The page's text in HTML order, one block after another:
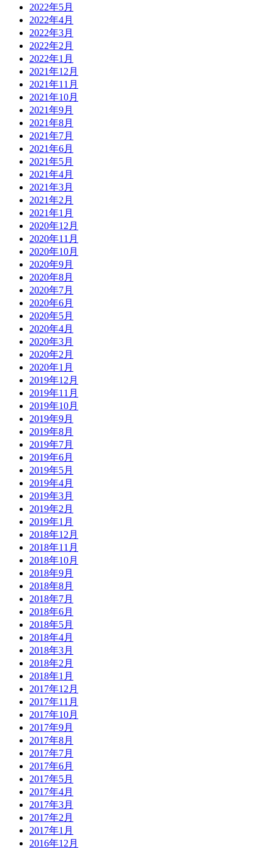
2022年5月
2022年4月
2022年3月
2022年2月
2022年1月
2021年12月
2021年11月
2021年10月
2021年9月
2021年8月
2021年7月
2021年6月
2021年5月
2021年4月
2021年3月
2021年2月
2021年1月
2020年12月
2020年11月
2020年10月
2020年9月
2020年8月
2020年7月
2020年6月
2020年5月
2020年4月
2020年3月
2020年2月
2020年1月
2019年12月
2019年11月
2019年10月
2019年9月
2019年8月
2019年7月
2019年6月
2019年5月
2019年4月
2019年3月
2019年2月
2019年1月
2018年12月
2018年11月
2018年10月
2018年9月
2018年8月
2018年7月
2018年6月
2018年5月
2018年4月
2018年3月
2018年2月
2018年1月
2017年12月
2017年11月
2017年10月
2017年9月
2017年8月
2017年7月
2017年6月
2017年5月
2017年4月
2017年3月
2017年2月
2017年1月
2016年12月